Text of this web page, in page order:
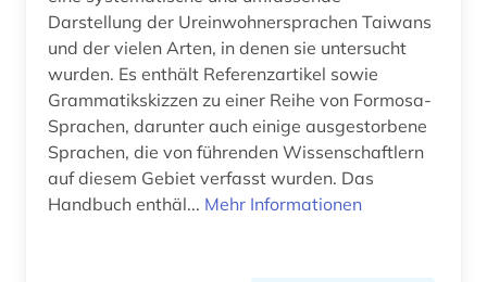
Darstellung der Ureinwohnersprachen Taiwans
und der vielen Arten, in denen sie untersucht
wurden. Es enthält Referenzartikel sowie
Grammatikskizzen zu einer Reihe von Formosa-
Sprachen, darunter auch einige ausgestorbene
Sprachen, die von führenden Wissenschaftlern
auf diesem Gebiet verfasst wurden. Das
Handbuch enthäl... Mehr Informationen